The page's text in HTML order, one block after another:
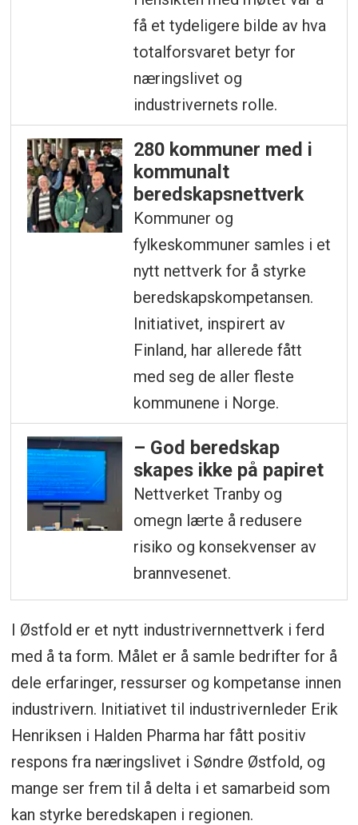
få et tydeligere bilde av hva
totalforsvaret betyr for
næringslivet og
industrivernets rolle.
280 kommuner med i
kommunalt
beredskapsnettverk
Kommuner og
fylkeskommuner samles i et
nytt nettverk for å styrke
beredskapskompetansen.
Initiativet, inspirert av
Finland, har allerede fått
med seg de aller fleste
kommunene i Norge.
– God beredskap
skapes ikke på papiret
Nettverket Tranby og
omegn lærte å redusere
risiko og konsekvenser av
brannvesenet.
I Østfold er et nytt industrivernnettverk i ferd
med å ta form. Målet er å samle bedrifter for å
dele erfaringer, ressurser og kompetanse innen
industrivern. Initiativet til industrivernleder Erik
Henriksen i Halden Pharma har fått positiv
respons fra næringslivet i Søndre Østfold, og
mange ser frem til å delta i et samarbeid som
kan styrke beredskapen i regionen.